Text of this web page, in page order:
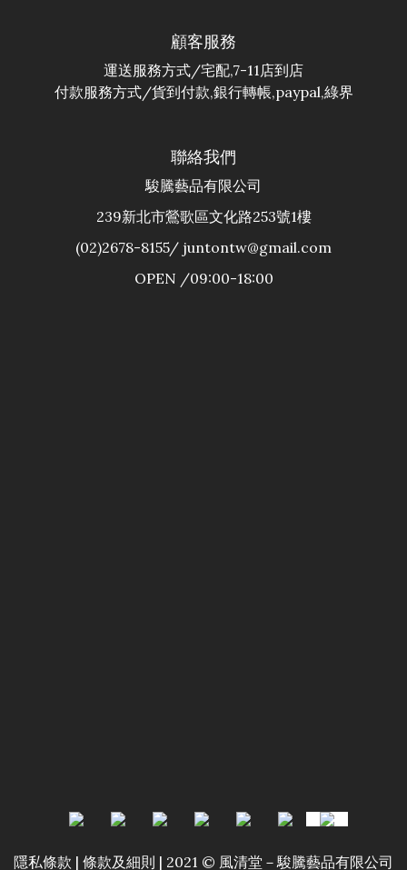
顧客服務
運送服務方式/宅配,7-11店到店
付款服務方式/貨到付款,銀行轉帳,paypal,綠界
聯絡我們
駿騰藝品有限公司
239新北市鶯歌區文化路253號1樓
(02)2678-8155/ juntontw@gmail.com
OPEN /09:00-18:00
隱私條款 | 條款及細則 | 2021 © 風清堂－駿騰藝品有限公司